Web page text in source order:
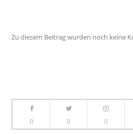
Zu diesem Beitrag wurden noch keine
0 0 0